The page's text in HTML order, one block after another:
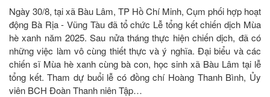
Ngày 30/8, tại xã Bàu Lâm, TP Hồ Chí Minh, Cụm phối hợp hoạt
động Bà Rịa - Vũng Tàu đã tổ chức Lễ tổng kết chiến dịch Mùa
hè xanh năm 2025. Sau nửa tháng thực hiện chiến dịch, đã có
những việc làm vô cùng thiết thực và ý nghĩa. Đại biểu và các
chiến sĩ Mùa hè xanh cùng bà con, học sinh xã Bàu Lâm tại lễ
tổng kết. Tham dự buổi lễ có đồng chí Hoàng Thanh Bình, Ủy
viên BCH Đoàn Thanh niên Tập…